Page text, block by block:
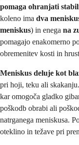
pomaga ohranjati
koleno ima dva
meniskus) in enega na
pomagajo enakomerno
obremenitev kosti in
Meniskus deluje kot
pri hoji, teku ali
kar omogoča gladko
poškodb obrabi ali
natrganega meniskusa.
oteklino in težave pri